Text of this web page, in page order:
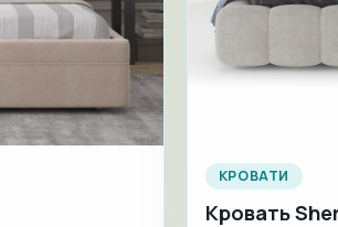
КРОВАТИ
Кровать